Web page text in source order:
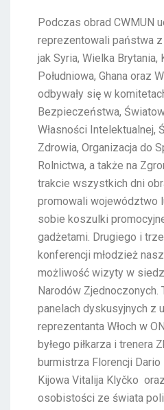
Podczas obrad CWMUN
reprezentowali państwa z
jak Syria, Wielka Brytania,
Południowa, Ghana oraz
odbywały się w
Bezpieczeństwa,
Własności Intelektualnej,
Zdrowia, Organizacja do
Rolnictwa, a także na
trakcie wszystkich dni
promowali województwo
sobie koszulki
gadżetami. Drugiego i
konferencji młodzież
możliwość wizyty w
Narodów Zjednoczonych.
panelach dyskusyjnych z
reprezentanta Włoch w
byłego piłkarza i trenera
burmistrza Florencji
Kijowa Vitalija Klyčko
osobistości ze świata